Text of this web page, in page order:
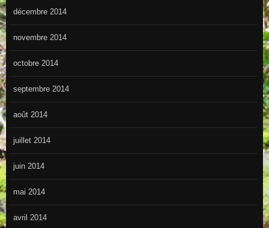
décembre 2014
novembre 2014
octobre 2014
septembre 2014
août 2014
juillet 2014
juin 2014
mai 2014
avril 2014